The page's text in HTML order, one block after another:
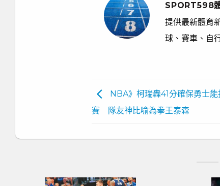
SPORT598
提供最新體育
球、賽車、自
NBA》柯瑞轟41分確保勇士能
賽 隊友神比喻為拳王泰森